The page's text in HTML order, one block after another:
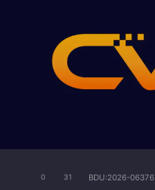
0 31 BDU:2026-06376